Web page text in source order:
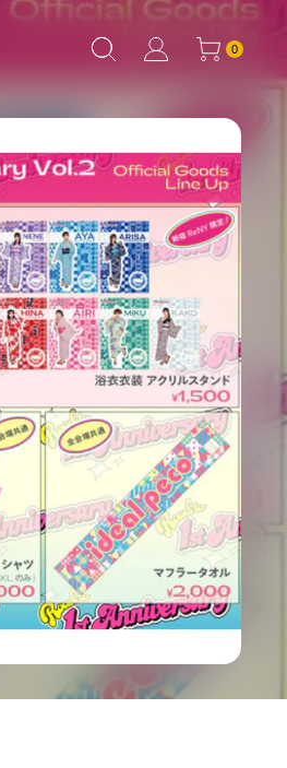
00個のアイテム